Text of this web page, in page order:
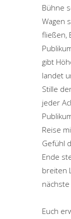
Bühne
Wagen
fließen,
gibt
landet
Stille
jeder
Reise
Gefühl
Ende
breiten
Euch